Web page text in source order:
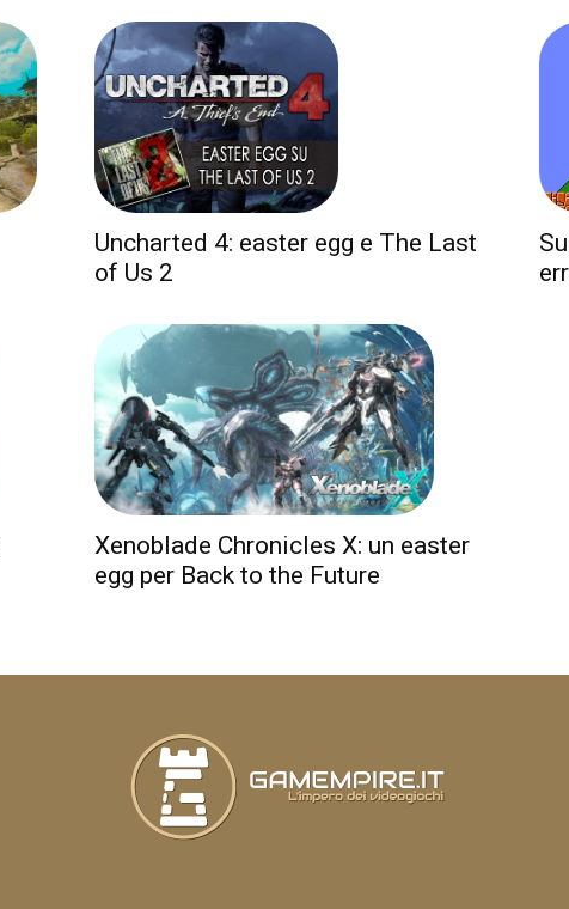
Uncharted 4: easter egg e The Last
of Us 2
Xenoblade Chronicles X: un easter
egg per Back to the Future